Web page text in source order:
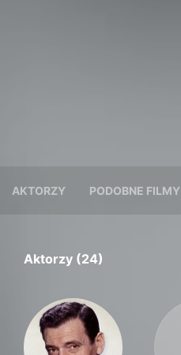
AKTORZY PODOBNE FILMY
Aktorzy (24)